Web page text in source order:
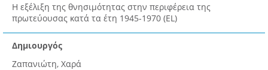
Η εξέλιξη της θνησιμότητας στην περιφέρεια της
πρωτεύουσας κατά τα έτη 1945-1970 (EL)
Δημιουργός
Ζαπανιώτη, Χαρά